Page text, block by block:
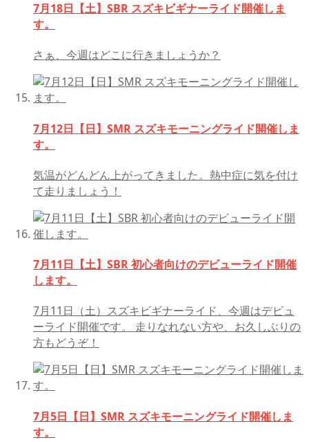
7月18日【土】SBR スズキビギナーライド開催しま
す。
さぁ、今週はどこに行きましょうか？
7月12日【日】SMR スズキモーニングライド開催しま
す。
気温がどんどん上がってきました。熱中症に気を付け
て走りましょう！
7月11日【土】SBR 初心者向けのデビューライド開催
します。
7月11日（土）スズキビギナーライド、今週はデビュ
ーライド開催です。 走りなれない方や、お久しぶりの
方もどうぞ！
7月5日【日】SMR スズキモーニングライド開催しま
す。